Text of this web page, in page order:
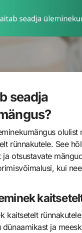
seadja
rünnakutele. See
ja otsustavate
kui
kaitsetelt
ja